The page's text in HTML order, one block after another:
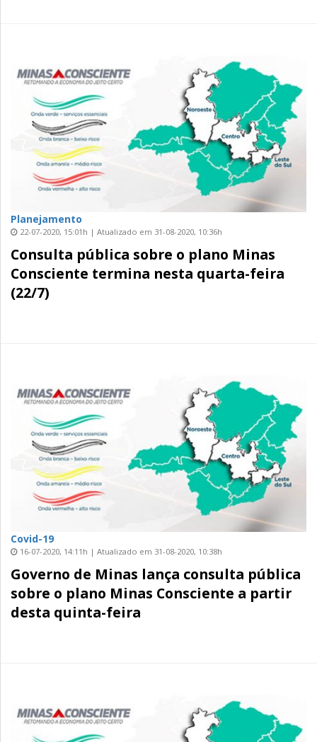
Planejamento
22-07-2020, 15:01h | Atualizado em 31-08-2020, 10:36h
Consulta pública sobre o plano Minas
Consciente termina nesta quarta-feira
(22/7)
Covid-19
16-07-2020, 14:11h | Atualizado em 31-08-2020, 10:38h
Governo de Minas lança consulta pública
sobre o plano Minas Consciente a partir
desta quinta-feira